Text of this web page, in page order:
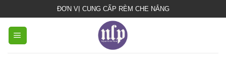
che
nắng
mưa
ĐƠN VỊ CUNG CẤP RÈM CHE NẮNG